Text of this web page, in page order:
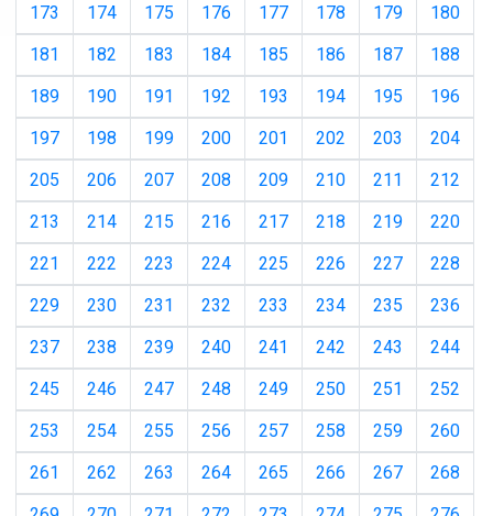
173
174 175 176 177 178 179
180
181
182 183 184 185 186 187
188
189
190 191 192 193 194 195
196
197
198 199 200 201 202 203
204
205
206 207 208 209 210 211
212
213
214 215 216 217 218 219
220
221
222 223 224 225 226 227
228
229
230 231 232 233 234 235
236
237
238 239 240 241 242 243
244
245
246 247 248 249 250 251
252
253
254 255 256 257 258 259
260
261
262 263 264 265 266 267
268